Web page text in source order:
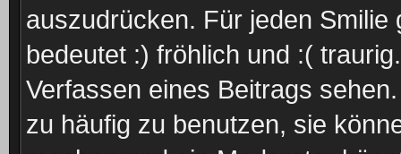
auszudrücken. Für jeden
bedeutet :) fröhlich und :(
Verfassen eines Beitrags
zu häufig zu benutzen, sie